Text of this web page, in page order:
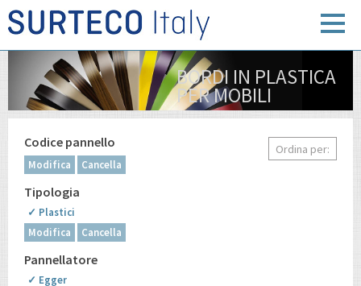
BORDI IN PLASTICA
PER MOBILI
Codice pannello
Modifica Cancella
Tipologia
✓ Plastici
Modifica
Cancella
Pannellatore
✓ Egger
Ordina per: